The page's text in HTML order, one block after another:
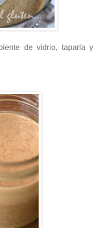
de vidrio, taparla y